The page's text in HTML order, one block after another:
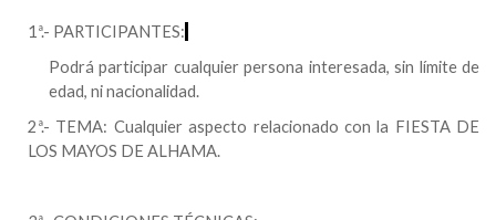
1ª.- PARTICIPANTES:
Podrá participar cualquier persona interesada, sin límite de
edad, ni nacionalidad.
2ª.- TEMA: Cualquier aspecto relacionado conla FIESTA DE
LOS MAYOS DE ALHAMA.